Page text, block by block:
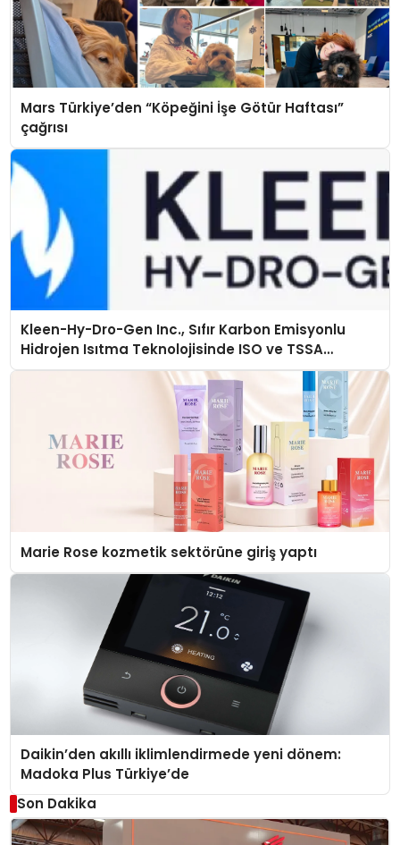
Mars Türkiye’den “Köpeğini İşe Götür Haftası”
çağrısı
Kleen-Hy-Dro-Gen Inc., Sıfır Karbon Emisyonlu
Hidrojen Isıtma Teknolojisinde ISO ve TSSA
Düzenleyici Onaylarını Aldı
Marie Rose kozmetik sektörüne giriş yaptı
Daikin’den akıllı iklimlendirmede yeni dönem:
Madoka Plus Türkiye’de
Son Dakika